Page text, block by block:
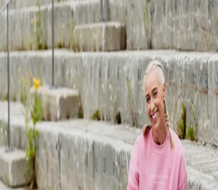
SMART løpeprogram!
Få tilgang til et konkret løpeprogram – og løp sammen med mange
andre som også vil komme i form til 5 eller 10 km!
Lev SMART
Lev SMART - et program med fokus på gode vaner innenfor søvn,
mat, avkobling, relasjoner og trening! Du får også et
treningsprogram med både styrke og kondisjonsøkter!